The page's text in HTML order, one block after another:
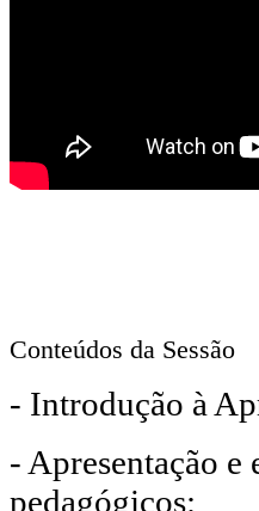
Conteúdos da Sessão
- Introdução à
- Apresentação
pedagógicos: